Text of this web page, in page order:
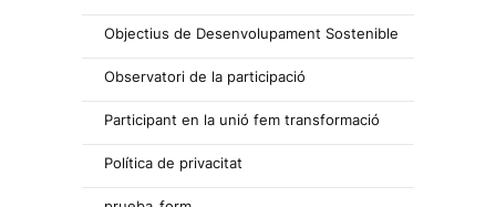
Objectius de Desenvolupament Sostenible
Observatori de la participació
Participant en la unió fem transformació
Política de privacitat